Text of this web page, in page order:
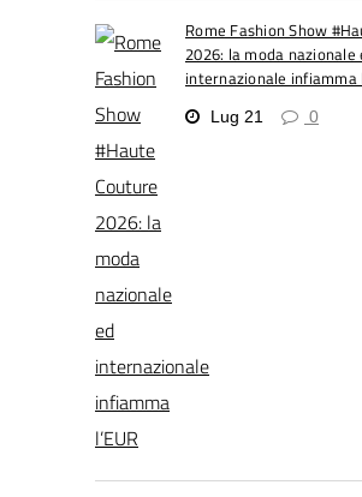
Rome Fashion Show
2026: la moda nazionale
internazionale infiamma
Lug 21 0